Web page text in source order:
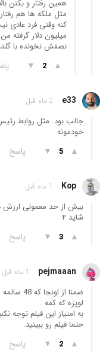
همین رفتار و بکنن
مثل ملکه ها هم
کنه وقتی فرد
میلیون دلار
نصفش نخونده با
▲
2
▼
e33 2 ماه قبل
جالب بود. مثل روابط
خودمونه
▲
5
▼ پاسخ
Kop 1 ماه قبل
بیش از حد معمولی ارزش
شاید ۴
▲
3
▼ پاسخ
pejmaaan 1 ماه قبل
ضمنا از
لوپزه که کمه .
به امتیاز این فیلم توجه
حتما فیلم رو ببینید.
▲
2
▼ پاسخ